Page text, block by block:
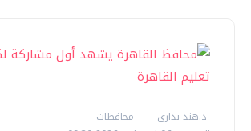
د.هند بدارى
محافظات